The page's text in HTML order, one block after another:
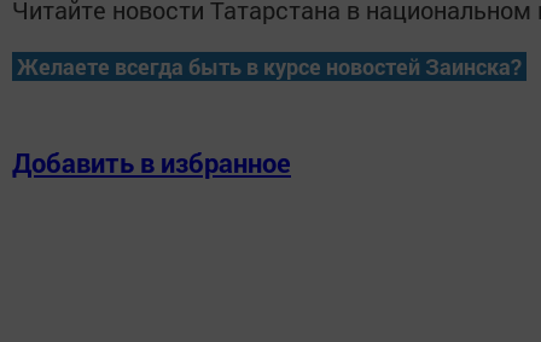
Читайте новости Татарстана в
Желаете всегда быть в курсе новостей Заинска?
Добавить в избранное